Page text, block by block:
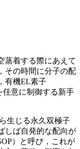
蒸着する際にあえて
その時間に分子の配
有機EL素子
任意に制御する新手
生じる永久双極子
しば自発的な配向が
）と呼び，これが